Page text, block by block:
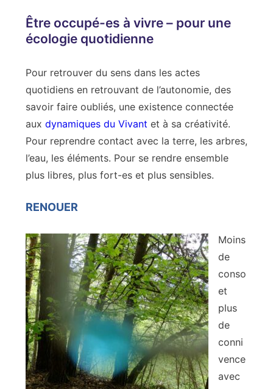
Être occupé-es à vivre – pour une
écologie quotidienne
Pour retrouver du sens dans les actes
quotidiens en retrouvant de l’autonomie, des
savoir faire oubliés, une existence connectée
aux dynamiques du Vivant et à sa créativité.
Pour reprendre contact avec la terre, les arbres,
l’eau, les éléments. Pour se rendre ensemble
plus libres, plus fort-es et plus sensibles.
RENOUER
Moins
de
conso
et
plus
de
conni
vence
avec